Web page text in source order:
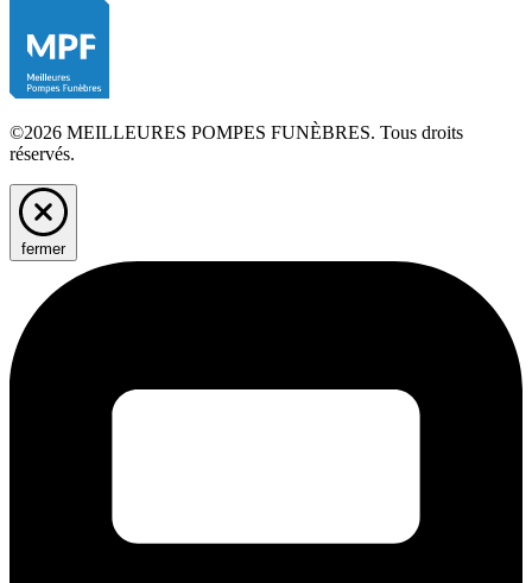
©2026 MEILLEURES POMPES FUNÈBRES. Tous droits
réservés.
fermer